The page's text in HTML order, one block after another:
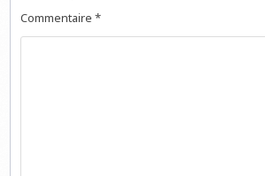
Commentaire*